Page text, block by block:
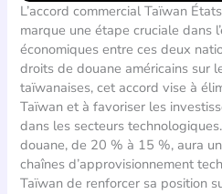
L’accord commercial Taïwan
marque une étape cruciale dans
économiques entre ces deux
droits de douane américains sur
taïwanaises, cet accord vise à
Taïwan et à favoriser les
dans les secteurs
douane, de 20 % à 15 %, aura
chaînes d’approvisionnement
Taïwan de renforcer sa position